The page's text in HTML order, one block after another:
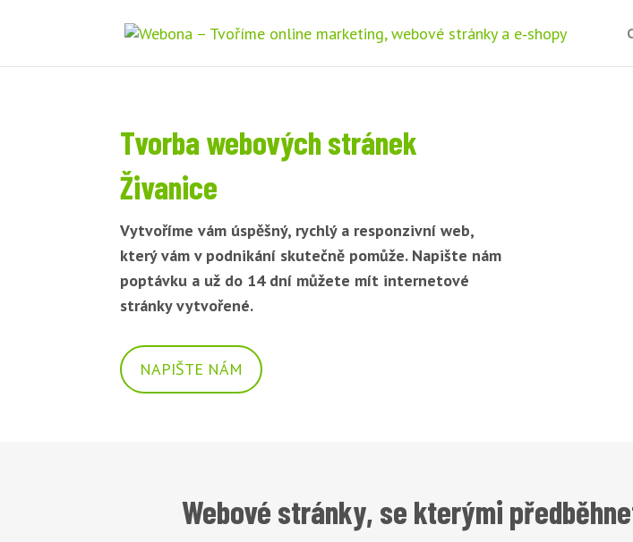
Tvorba webových stránek
Živanice
Vytvoříme vám úspěšný, rychlý a responzivní web,
který vám v podnikání skutečně pomůže. Napište nám
poptávku a už do 14 dní můžete mít internetové
stránky vytvořené.
NAPIŠTE NÁM
Webové stránky, se kterými